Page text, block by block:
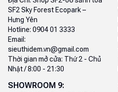
SF2 Sky Forest Ecopark –
Hưng Yên
Hotline: 0904 01 3333
Email:
sieuthidem.vn@gmail.com
Thời gian mở cửa: Thứ 2 - Chủ
Nhật / 8:00 - 21:30
SHOWROOM 9: